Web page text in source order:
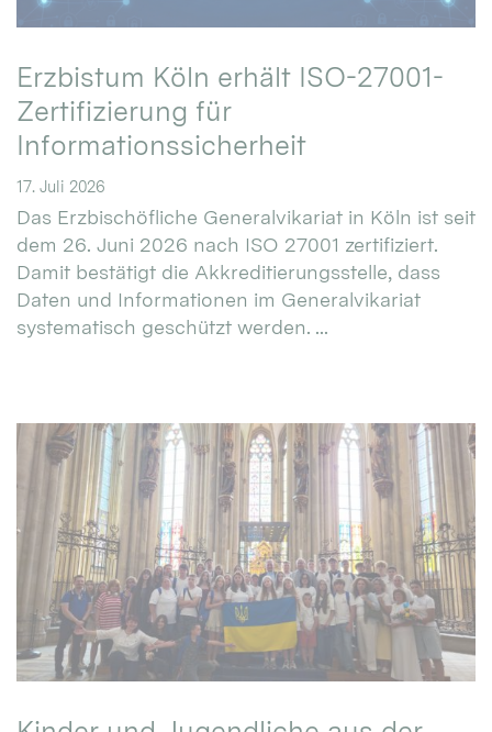
Erzbistum Köln erhält ISO-27001-
Zertifizierung für
Informationssicherheit
17. Juli 2026
Das Erzbischöfliche Generalvikariat in Köln ist seit
dem 26. Juni 2026 nach ISO 27001 zertifiziert.
Damit bestätigt die Akkreditierungsstelle, dass
Daten und Informationen im Generalvikariat
systematisch geschützt werden. ...